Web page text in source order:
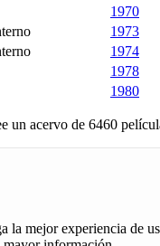
1970
1973
1974
1978
1980
un acervo de 6460
la mejor experiencia de